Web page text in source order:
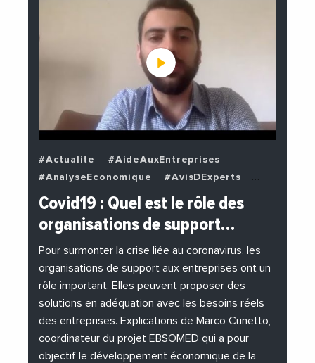
#Actualite
#AideAuxEntreprises
#AnalyseEconomique
#AvisDExperts
#BuzzNews
#Decideurs
#EchangesMediterraneens
#EnDirectDe
#Entreprises
#Institutions
#PhotosEtVideos
Covid19 : Quel est le rôle des
organisations de support…
Pour surmonter la crise liée au coronavirus, les
organisations de support aux entreprises ont un
rôle important. Elles peuvent proposer des
solutions en adéquation avec les besoins réels
des entreprises. Explications de Marco Cunetto,
coordinateur du projet EBSOMED qui a pour
objectif le développement économique de la